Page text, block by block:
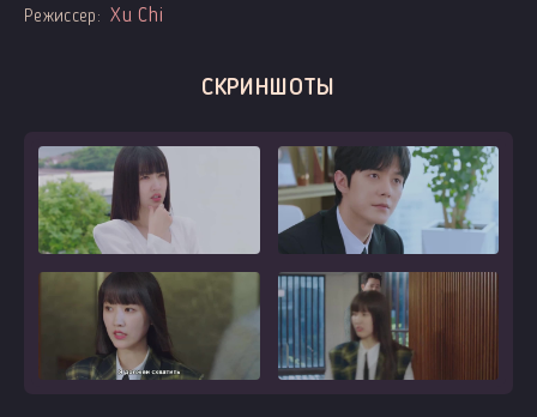
Режиссер: Xu Chi
СКРИНШОТЫ